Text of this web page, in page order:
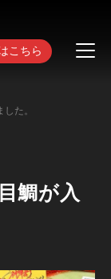
こちら
た。
鯛が入